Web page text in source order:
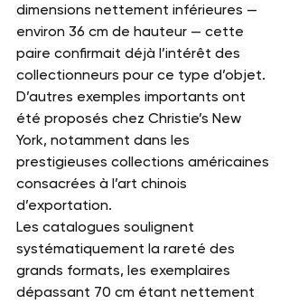
dimensions nettement inférieures —
environ 36 cm de hauteur — cette
paire confirmait déjà l’intérêt des
collectionneurs pour ce type d’objet.
D’autres exemples importants ont
été proposés chez Christie’s New
York, notamment dans les
prestigieuses collections américaines
consacrées à l’art chinois
d’exportation.
Les catalogues soulignent
systématiquement la rareté des
grands formats, les exemplaires
dépassant 70 cm étant nettement